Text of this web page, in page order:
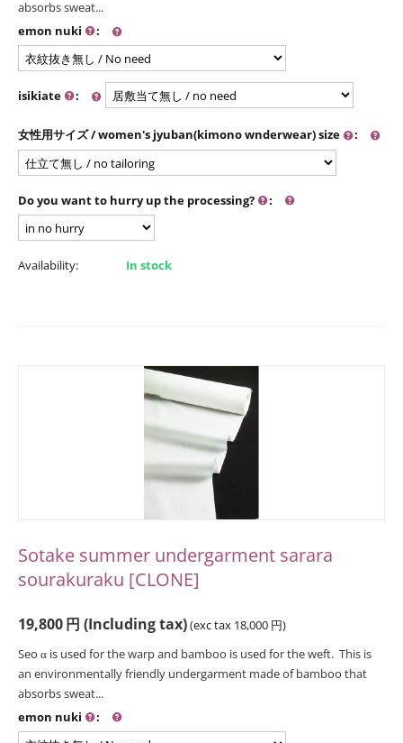
absorbs sweat...
emon nuki
:
isikiate :
女性用サイズ / women's jyuban(kimono wnderwear) size :
Do you want to hurry up the processing? :
Availability: In stock
Sotake summer undergarment sarara
sourakuraku [CLONE]
19,800円 (Including tax)(exc tax 18,000 円)
Seo α is used for the warp and bamboo is used for the weft. This is
an environmentally friendly undergarment made of bamboo that
absorbs sweat...
emon nuki
: